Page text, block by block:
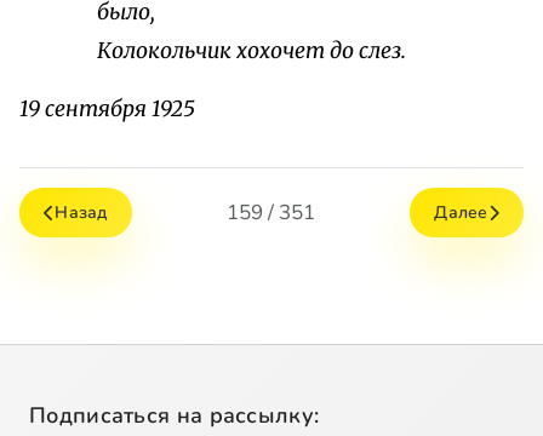
было,
Колокольчик хохочет до слез.
19 сентября 1925
Назад 159 / 351 Далее
Подписаться на рассылку: